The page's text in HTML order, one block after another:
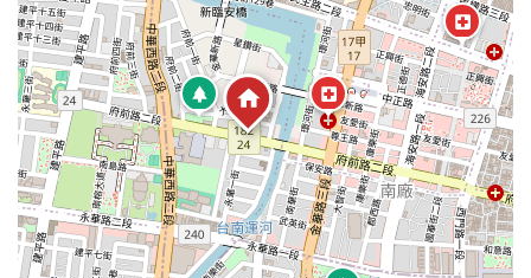
屋齡
不拘
5 年以下
5-10 年 10-20 年
20-30 年 30-40 年